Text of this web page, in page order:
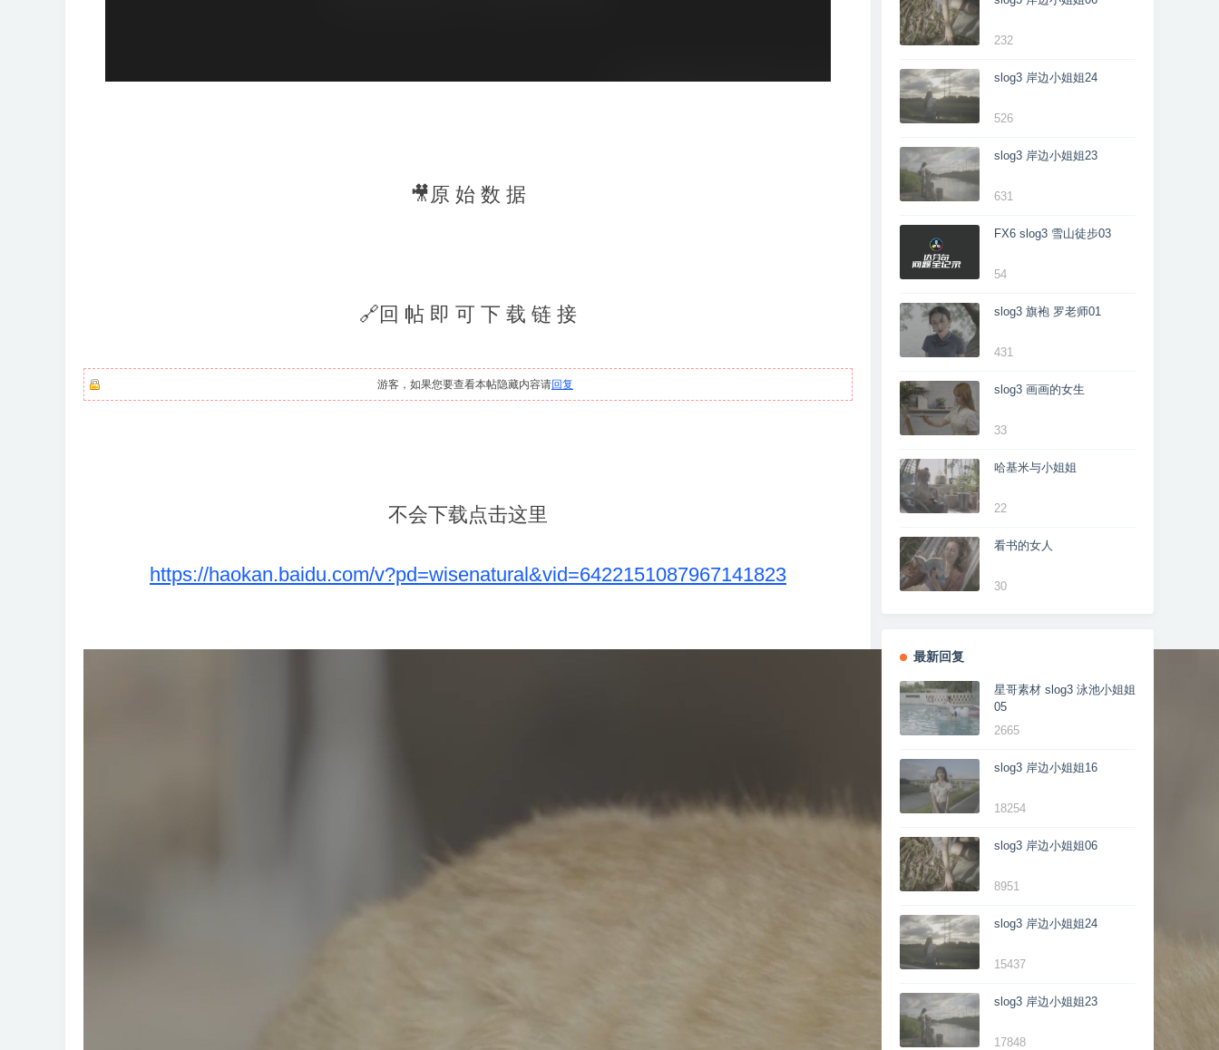
🎥原 始 数 据
🔗回 帖 即 可 下 载 链 接
游客，如果您要查看本帖隐藏内容请回复
不会下载点击这里
https://haokan.baidu.com/v?pd=wisenatural&vid=6422151087967141823
232
slog3 岸边小姐姐24
526
slog3 岸边小姐姐23
631
FX6 slog3 雪山徒步03
54
slog3 旗袍 罗老师01
431
slog3 画画的女生
33
哈基米与小姐姐
22
看书的女人
30
最新回复
星哥素材 slog3 泳池小姐姐
05
2665
slog3 岸边小姐姐16
18254
slog3 岸边小姐姐06
8951
slog3 岸边小姐姐24
15437
slog3 岸边小姐姐23
17848